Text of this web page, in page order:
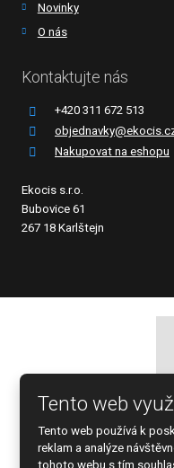
Novinky
O nás
Kontaktujte nás
+420 311 672 513
Nakupovat na eshopu
Ekocis s.r.o.
Bubovice 61
267 18 Karlštejn
© 2026 EKOCIS,
Mapa
Tento web
Tento web používá k
reklam a analýze
tohoto webu s tím